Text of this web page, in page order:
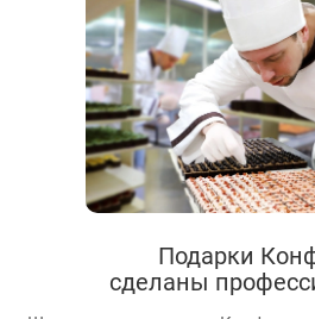
Подарки
сделаны